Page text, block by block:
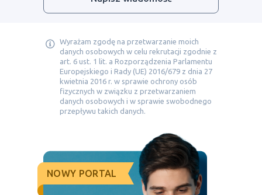
Wyrażam zgodę na przetwarzanie moich
danych osobowych w celu rekrutacji zgodnie z
art. 6 ust. 1 lit. a Rozporządzenia Parlamentu
Europejskiego i Rady (UE) 2016/679 z dnia 27
kwietnia 2016 r. w sprawie ochrony osób
fizycznych w związku z przetwarzaniem
danych osobowych i w sprawie swobodnego
przepływu takich danych.
NOWY PORTAL